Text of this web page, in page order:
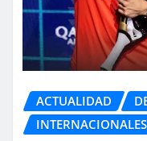
ACTUALIDAD
INTERNACIONALES